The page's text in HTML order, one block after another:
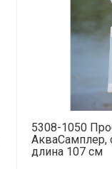
5308-1050
АкваСамплер,
длина 107 см